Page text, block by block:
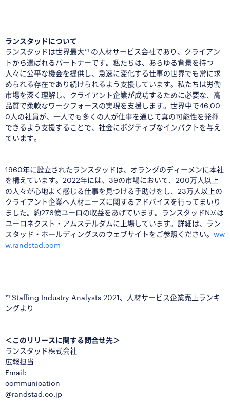
ランスタッドについて
ランスタッドは世界最大*¹ の人材サービス会社であり、クライアン
トから選ばれるパートナーです。私たちは、あらゆる背景を持つ
人々に公平な機会を提供し、急速に変化する仕事の世界でも常に求
められる存在であり続けられるよう支援しています。私たちは労働
市場を深く理解し、クライアント企業が成功するために必要な、高
品質で柔軟なワークフォースの実現を支援します。世界中で46,00
0人の社員が、一人でも多くの人が仕事を通じて真の可能性を発揮
できるよう支援することで、社会にポジティブなインパクトを与え
ています。
1960年に設立されたランスタッドは、オランダのディーメンに本社
を構えています。2022年には、39の市場において、200万人以上
の人々が心地よく感じる仕事を見つける手助けをし、23万人以上の
クライアント企業へ人材ニーズに関するアドバイスを行ってまいり
ました。約276億ユーロの収益をあげています。ランスタッドN.V.は
ユーロネクスト・アムステルダムに上場しています。詳細は、ラン
スタッド・ホールディングスのウェブサイトをご参照ください。 ww
w.randstad.com
*¹ Staffing Industry Analysts 2021、人材サービス企業売上ランキ
ングより
＜このリリースに関する問合せ先＞
ランスタッド株式会社
広報担当
Email:
communication
@randstad.co.jp